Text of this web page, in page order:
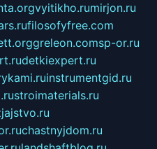
vyitikho.rumirjon.ru
filosofyfree.com
greleon.comsp-or.ru
detkiexpert.ru
instrumentgid.ru
stroimaterials.ru
chastnyjdom.ru